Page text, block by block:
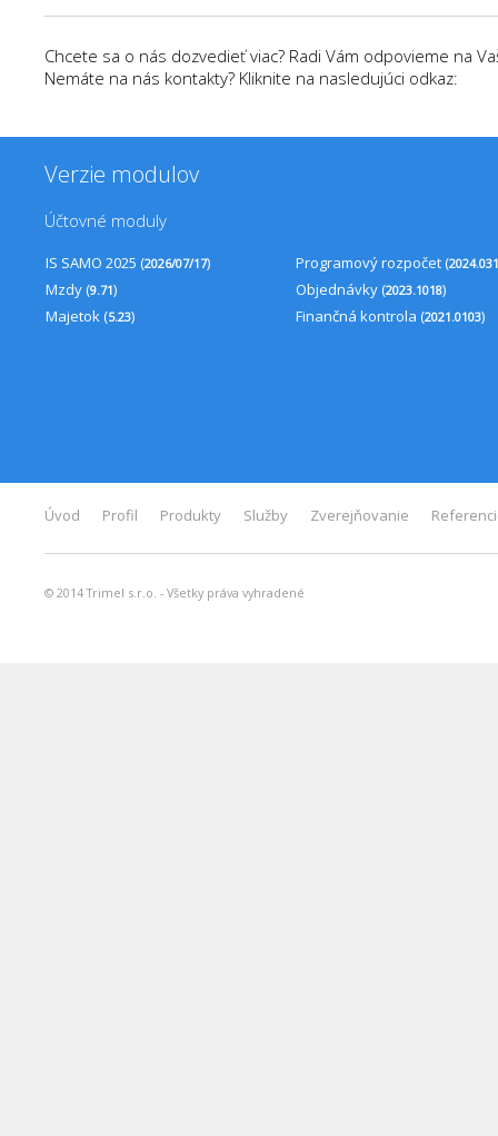
Chcete sa o nás dozvedieť viac? Radi Vám odpovieme na
Nemáte na nás kontakty? Kliknite na nasledujúci odkaz:
Verzie modulov
Účtovné moduly
IS SAMO 2025 (2026/07/17) Programový rozpočet (
Mzdy (9.71) Objednávky (2023.1018)
Majetok (5.23) Finančná kontrola (2021.0103)
Úvod Profil Produkty Služby Zverejňovanie
© 2014 Trimel s.r.o. - Všetky práva vyhradené